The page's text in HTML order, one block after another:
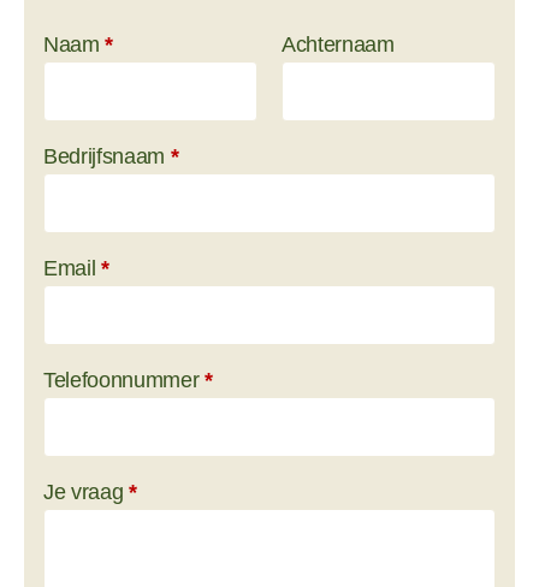
Section
Naam * Achternaam
Bedrijfsnaam *
Email *
Telefoonnummer *
Je vraag *